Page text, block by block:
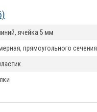
ячейка 5 мм
прямоугольного сечения